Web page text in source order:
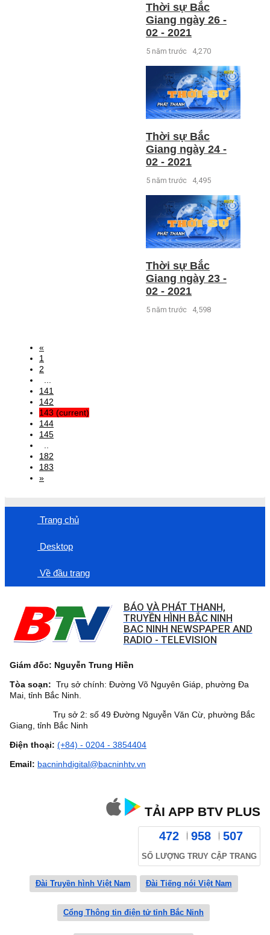
Thời sự Bắc
Giang ngày 26 -
02 - 2021
5 năm trước 4,270
Thời sự Bắc
Giang ngày 24 -
02 - 2021
5 năm trước 4,495
Thời sự Bắc
Giang ngày 23 -
02 - 2021
5 năm trước 4,598
«
1
2
...
141
142
143 (current)
144
145
..
182
183
»
Trang chủ
Desktop
Về đầu trang
BÁO VÀ PHÁT THANH,
TRUYỀN HÌNH BẮC NINH
BAC NINH NEWSPAPER AND
RADIO - TELEVISION
Giám đốc: Nguyễn Trung Hiền
Tòa soạn: Trụ sở chính: Đường Võ Nguyên Giáp, phường Đa
Mai, tỉnh Bắc Ninh.
Trụ sở 2: số 49 Đường Nguyễn Văn Cừ, phường Bắc
Giang, tỉnh Bắc Ninh
Điện thoại: (+84) - 0204 - 3854404
Email: bacninhdigital@bacninhtv.vn
TẢI APP BTV PLUS
472 958 507
SỐ LƯỢNG TRUY CẬP TRANG
Đài Truyền hình Việt Nam Đài Tiếng nói Việt Nam
Cổng Thông tin điện tử tỉnh Bắc Ninh